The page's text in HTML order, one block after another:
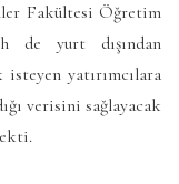
Fakültesi Öğretim
de yurt dışından
yatırımcılara
verisini sağlayacak